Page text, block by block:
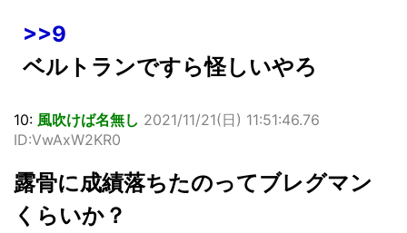
>>9
ベルトランですら怪しいやろ
10: 風吹けば名無し 2021/11/21(日) 11:51:46.76
ID:VwAxW2KR0
露骨に成績落ちたのってブレグマン
くらいか？